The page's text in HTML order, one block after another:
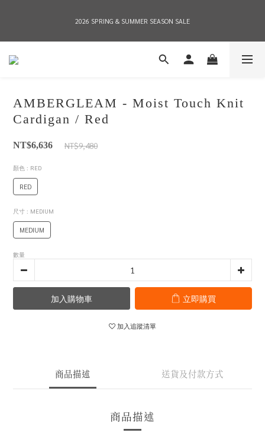
2026 SPRING & SUMMER SEASON SALE
2026 SPRING & SUMMER SEASON SALE
全店消費滿NT$8,000 享有7-11店到店免運費，NT$10,000店到店與宅配到府免運費
2026 SPRING & SUMMER SEASON SALE
AMBERGLEAM - Moist Touch Knit
Cardigan / Red
NT$6,636 NT$9,480
顏色 : RED
RED
尺寸 : MEDIUM
MEDIUM
數量
加入購物車 立即購買
加入追蹤清單
商品描述 送貨及付款方式
商品描述